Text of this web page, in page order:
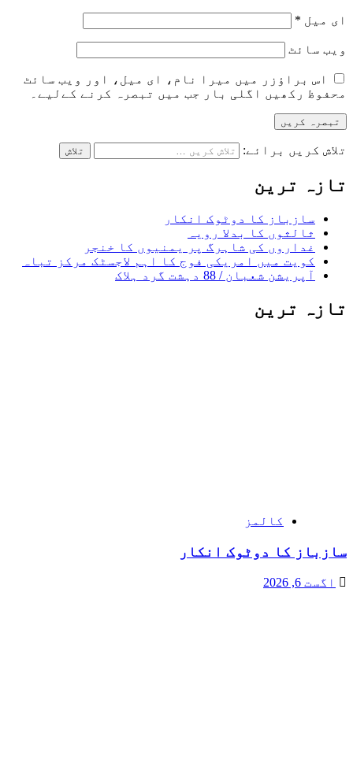
ای میل *
ویب‌ سائٹ
اس براؤزر میں میرا نام، ای میل، اور ویب سائٹ
محفوظ رکھیں اگلی بار جب میں تبصرہ کرنے کےلیے۔
تلاش کریں برائے:
تازہ ترین
سازباز کا دوٹوک انکار
ثالثوں کا بدلا رویہ
غداروں کی شاہرگ پر یمنیوں کا خنجر
کویت میں امریکی فوج کا اہم لاجسٹک مرکز تباہ
آپریشن شعبان / 88 دہشت گرد ہلاک
تازہ ترین
کالمز
سازباز کا دوٹوک انکار
اگست 6, 2026